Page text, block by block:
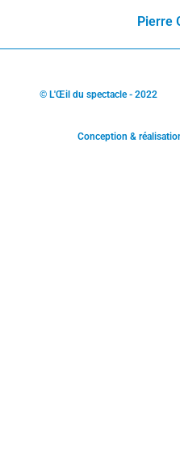
Pierre
© L'Œil du spectacle - 2022
Conception &